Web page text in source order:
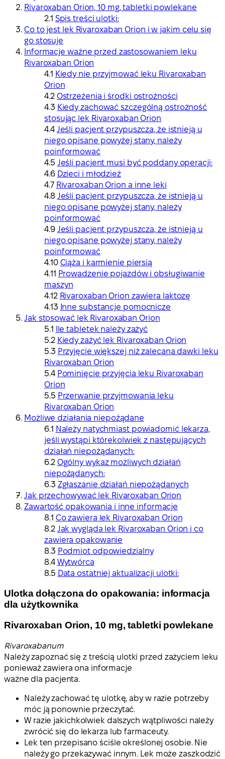
Rivaroxaban Orion, 10 mg, tabletki powlekane
Spis treści ulotki:
Co to jest lek Rivaroxaban Orion i w jakim celu się
go stosuje
Informacje ważne przed zastosowaniem leku
Rivaroxaban Orion
Kiedy nie przyjmować leku Rivaroxaban
Orion
Ostrzeżenia i środki ostrożności
Kiedy zachować szczególną ostrożność
stosując lek Rivaroxaban Orion
Jeśli pacjent przypuszcza, że istnieją u
niego opisane powyżej stany, należy
poinformować
Jeśli pacjent musi być poddany operacji:
Dzieci i młodzież
Rivaroxaban Orion a inne leki
Jeśli pacjent przypuszcza, że istnieją u
niego opisane powyżej stany, należy
poinformować
Jeśli pacjent przypuszcza, że istnieją u
niego opisane powyżej stany, należy
poinformować
Ciąża i karmienie piersią
Prowadzenie pojazdów i obsługiwanie
maszyn
Rivaroxaban Orion zawiera laktozę
Inne substancje pomocnicze
Jak stosować lek Rivaroxaban Orion
Ile tabletek należy zażyć
Kiedy zażyć lek Rivaroxaban Orion
Przyjęcie większej niż zalecana dawki leku
Rivaroxaban Orion
Pominięcie przyjęcia leku Rivaroxaban
Orion
Przerwanie przyjmowania leku
Rivaroxaban Orion
Możliwe działania niepożądane
Należy natychmiast powiadomić lekarza,
jeśli wystąpi którekolwiek z następujących
działań niepożądanych:
Ogólny wykaz możliwych działań
niepożądanych:
Zgłaszanie działań niepożądanych
Jak przechowywać lek Rivaroxaban Orion
Zawartość opakowania i inne informacje
Co zawiera lek Rivaroxaban Orion
Jak wygląda lek Rivaroxaban Orion i co
zawiera opakowanie
Podmiot odpowiedzialny
Wytwórca
Data ostatniej aktualizacji ulotki:
Ulotka dołączona do opakowania: informacja
dla użytkownika
Rivaroxaban Orion, 10 mg, tabletki powlekane
Rivaroxabanum
Należy zapoznać się z treścią ulotki przed zażyciem leku
ponieważ zawiera ona informacje
ważne dla pacjenta.
Należy zachować tę ulotkę, aby w razie potrzeby
móc ją ponownie przeczytać.
W razie jakichkolwiek dalszych wątpliwości należy
zwrócić się do lekarza lub farmaceuty.
Lek ten przepisano ściśle określonej osobie. Nie
należy go przekazywać innym. Lek może zaszkodzić